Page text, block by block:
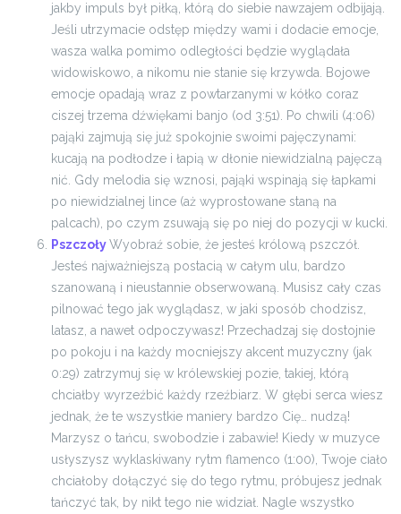
jakby impuls był piłką, którą do siebie nawzajem odbijają.
Jeśli utrzymacie odstęp między wami i dodacie emocje,
wasza walka pomimo odległości będzie wyglądała
widowiskowo, a nikomu nie stanie się krzywda. Bojowe
emocje opadają wraz z powtarzanymi w kółko coraz
ciszej trzema dźwiękami banjo (od 3:51). Po chwili (4:06)
pająki zajmują się już spokojnie swoimi pajęczynami:
kucają na podłodze i łapią w dłonie niewidzialną pajęczą
nić. Gdy melodia się wznosi, pająki wspinają się łapkami
po niewidzialnej lince (aż wyprostowane staną na
palcach), po czym zsuwają się po niej do pozycji w kucki.
PszczołyWyobraź sobie, że jesteś królową pszczół.
Jesteś najważniejszą postacią w całym ulu, bardzo
szanowaną i nieustannie obserwowaną. Musisz cały czas
pilnować tego jak wyglądasz, w jaki sposób chodzisz,
latasz, a nawet odpoczywasz! Przechadzaj się dostojnie
po pokoju i na każdy mocniejszy akcent muzyczny (jak
0:29) zatrzymuj się w królewskiej pozie, takiej, którą
chciałby wyrzeźbić każdy rzeźbiarz. W głębi serca wiesz
jednak, że te wszystkie maniery bardzo Cię… nudzą!
Marzysz o tańcu, swobodzie i zabawie! Kiedy w muzyce
usłyszysz wyklaskiwany rytm flamenco (1:00), Twoje ciało
chciałoby dołączyć się do tego rytmu, próbujesz jednak
tańczyć tak, by nikt tego nie widział. Nagle wszystko